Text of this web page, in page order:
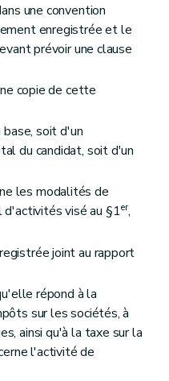
une convention
enregistrée et le
prévoir une clause
copie de cette
soit d'un
du candidat, soit d'un
les modalités de
d'activités visé au §1er,
joint au rapport
répond à la
sur les sociétés, à
ainsi qu'à la taxe sur la
l'activité de